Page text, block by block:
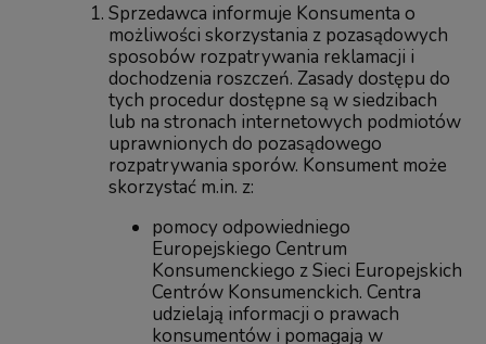
Sprzedawca informuje Konsumenta o
możliwości skorzystania z pozasądowych
sposobów rozpatrywania reklamacji i
dochodzenia roszczeń. Zasady dostępu do
tych procedur dostępne są w siedzibach
lub na stronach internetowych podmiotów
uprawnionych do pozasądowego
rozpatrywania sporów. Konsument może
skorzystać m.in. z:
pomocy odpowiedniego
Europejskiego Centrum
Konsumenckiego z Sieci Europejskich
Centrów Konsumenckich. Centra
udzielają informacji o prawach
konsumentów i pomagają w